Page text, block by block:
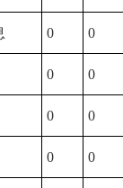
0 0
0 0
0 0
0 0